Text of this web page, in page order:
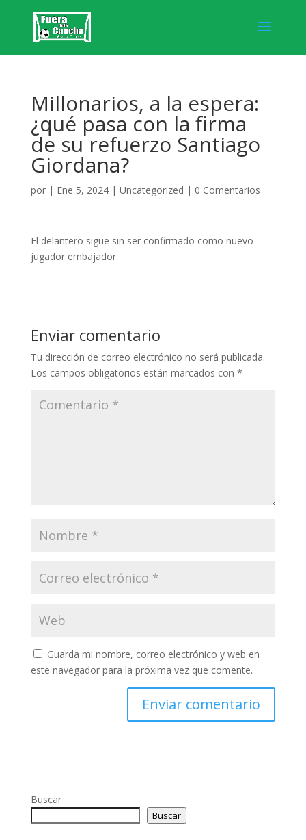
Millonarios, a la espera:
¿qué pasa con la firma
de su refuerzo Santiago
Giordana?
por | Ene 5, 2024| Uncategorized | 0 Comentarios
El delantero sigue sin ser confirmado como nuevo
jugador embajador.
Enviar comentario
Tu dirección de correo electrónico no será publicada.
Los campos obligatorios están marcados con *
Guarda mi nombre, correo electrónico y web en
este navegador para la próxima vez que comente.
Buscar
Buscar